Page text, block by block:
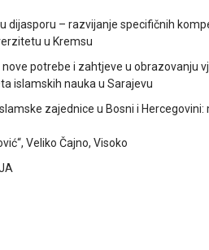
dijasporu – razvijanje specifičnih
u Kremsu
potrebe i zahtjeve u obrazovanju
islamskih nauka u Sarajevu
zajednice u Bosni i
Veliko Čajno, Visoko